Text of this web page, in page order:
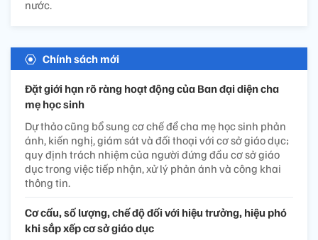
nước.
Chính sách mới
Đặt giới hạn rõ ràng hoạt động của Ban đại diện cha
mẹ học sinh
Dự thảo cũng bổ sung cơ chế để cha mẹ học sinh phản
ánh, kiến nghị, giám sát và đối thoại với cơ sở giáo dục;
quy định trách nhiệm của người đứng đầu cơ sở giáo
dục trong việc tiếp nhận, xử lý phản ánh và công khai
thông tin.
Cơ cấu, số lượng, chế độ đối với hiệu trưởng, hiệu phó
khi sắp xếp cơ sở giáo dục